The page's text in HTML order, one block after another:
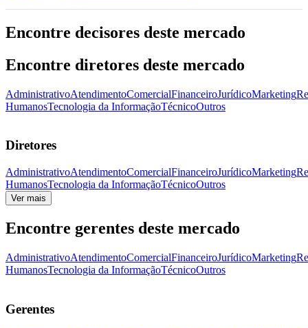
Encontre decisores deste mercado
Encontre diretores deste mercado
AdministrativoAtendimentoComercialFinanceiroJurídicoMarketing
HumanosTecnologia da InformaçãoTécnicoOutros
Diretores
AdministrativoAtendimentoComercialFinanceiroJurídicoMarketing
HumanosTecnologia da InformaçãoTécnicoOutros
Ver mais
Encontre gerentes deste mercado
AdministrativoAtendimentoComercialFinanceiroJurídicoMarketing
HumanosTecnologia da InformaçãoTécnicoOutros
Gerentes